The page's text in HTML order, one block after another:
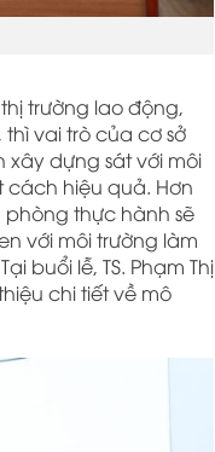
trường lao động,
vai trò của cơ sở
dựng sát với môi
cách hiệu quả. Hơn
thực hành sẽ
với môi trường làm
buổi lễ, TS. Phạm Thị
chi tiết về mô